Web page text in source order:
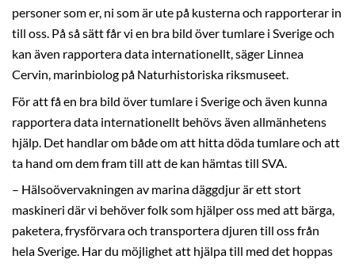
personer som er, ni som är ute på kusterna och rapporterar in
till oss. På så sätt får vi en bra bild över tumlare i Sverige och
kan även rapportera data internationellt, säger Linnea
Cervin, marinbiolog på Naturhistoriska riksmuseet.
För att få en bra bild över tumlare i Sverige och även kunna
rapportera data internationellt behövs även allmänhetens
hjälp. Det handlar om både om att hitta döda tumlare och att
ta hand om dem fram till att de kan hämtas till SVA.
– Hälsoövervakningen av marina däggdjur är ett stort
maskineri där vi behöver folk som hjälper oss med att bärga,
paketera, frysförvara och transportera djuren till oss från
hela Sverige. Har du möjlighet att hjälpa till med det hoppas